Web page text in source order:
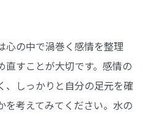
心の中で渦巻く感情を整理
直すことが大切です。感情の
、しっかりと自分の足元を確
を考えてみてください。水の